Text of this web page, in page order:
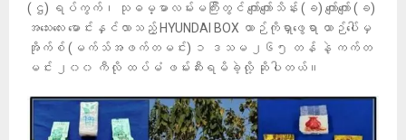
(ဌ) ရပ်ကွက်၊ သုဓမ္မာလမ်းမကြီးတွင် ကျော်ကျော်သိန်း (ခ) ကျော်ကျော် (ခ)
အသေးလေး မောင်းနှင်လာသည့် HYUNDAI BOX ယာဉ်ကိုရှာဖွေရာ ယာဉ်ပေါ်မှ
အိုက်စ် (မက်သ်အဖက်တမင်း) ၁ ဒသမ ၂၆၅ တန် နဲ့ ကက်တ
မင်း ၂၀၀ ကီလို ထပ်မံ ဖမ်းဆီးရမိခဲ့လို့ ဆိုပါတယ်။